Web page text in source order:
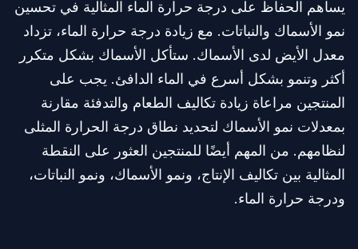
يساهم الحفاظ على درجة حرارة الماء المثالية في تحسين
نمو الأسماك والنباتات. مع زيادة درجة حرارة الماء، تزداد
معدل الأيض لدى الأسماك. ستأكل الأسماك بشكل متكرر
أكثر وتنمو بشكل أسرع في الماء الدافئ. يجب على
المنتجين مراعاة زيادة تكاليف الطعام والتدفئة مقارنة
بمعدلات نمو الأسماك لتحديد نطاق درجة الحرارة المثلى
لنظامهم. من المهم أيضًا للمنتجين العثور على النقطة
المثالية بين تكاليف الإنتاج، ونمو الأسماك، ونمو النباتات،
ودرجة حرارة الماء.